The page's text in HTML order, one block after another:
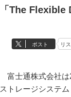
「The Flexible
ポスト リ
富士通株式会社は
ストレージシステ